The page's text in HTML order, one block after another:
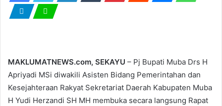
MAKLUMATNEWS.com, SEKAYU – Pj Bupati Muba Drs H
Apriyadi MSi diwakili Asisten Bidang Pemerintahan dan
Kesejahteraan Rakyat Sekretariat Daerah Kabupaten Muba
H Yudi Herzandi SH MH membuka secara langsung Rapat